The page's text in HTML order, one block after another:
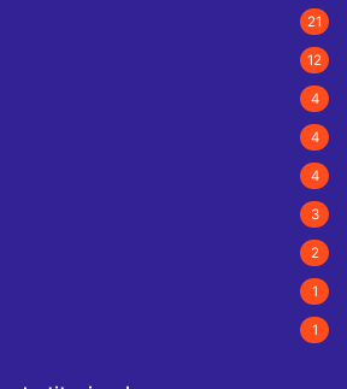
21
12
4
4
4
3
2
1
1